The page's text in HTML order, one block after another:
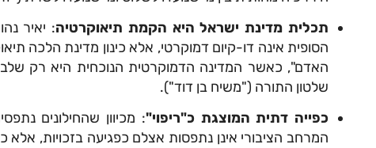
תכלית מדינת ישראל היא הקמת תיאוקרטיה: יאיר
הסופית אינה דו-קיום דמוקרטי, אלא כינון מדינת הלכה
האדם", כאשר המדינה הדמוקרטית הנוכחית היא רק
שלטון התורה ("משיח בן דוד").
כפייה דתית המוצגת כ"ריפוי": מכיוון שהחילונים
המרחב הציבורי אינן נתפסות אצלם כפגיעה בזכויות, אלא